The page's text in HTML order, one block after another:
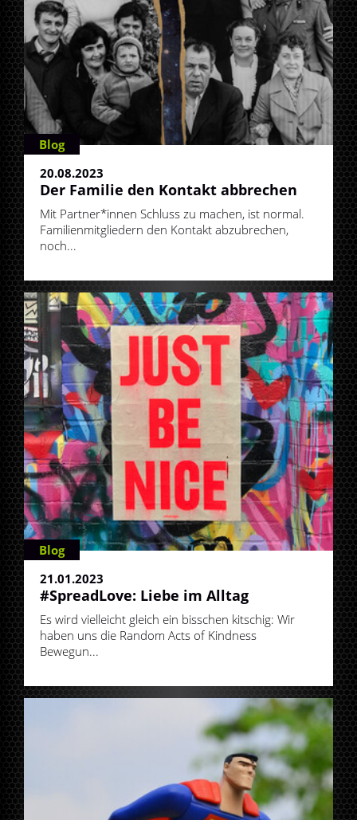
Blog
20.08.2023
Der Familie den Kontakt abbrechen
Mit Partner*innen Schluss zu machen, ist normal.
Familienmitgliedern den Kontakt abzubrechen,
noch...
Blog
21.01.2023
#SpreadLove: Liebe im Alltag
Es wird vielleicht gleich ein bisschen kitschig: Wir
haben uns die Random Acts of Kindness
Bewegun...